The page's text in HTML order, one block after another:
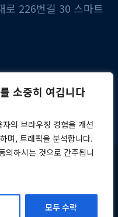
소중히 여깁니다
의 브라우징 경험을 개선
며, 트래픽을 분석합니다.
의하시는 것으로 간주됩니
모두 수락
로 226번길 30 스마트
/ All Rights